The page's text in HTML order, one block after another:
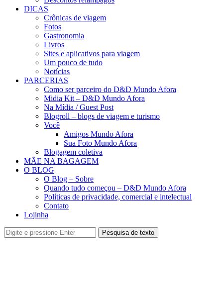
DICAS
Crônicas de viagem
Fotos
Gastronomia
Livros
Sites e aplicativos para viagem
Um pouco de tudo
Notícias
PARCERIAS
Como ser parceiro do D&D Mundo Afora
Midia Kit – D&D Mundo Afora
Na Mídia / Guest Post
Blogroll – blogs de viagem e turismo
Você
Amigos Mundo Afora
Sua Foto Mundo Afora
Blogagem coletiva
MÃE NA BAGAGEM
O BLOG
O Blog – Sobre
Quando tudo começou – D&D Mundo Afora
Políticas de privacidade, comercial e intelectual
Contato
Lojinha
Pesquisa de texto